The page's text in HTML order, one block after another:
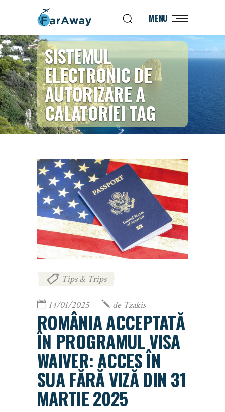
MENU
SISTEMUL
ELECTRONIC DE
AUTORIZARE A
CALATORIEI TAG
Tips & Trips
14/01/2025 de Tzakis
ROMÂNIA ACCEPTATĂ
ÎN PROGRAMUL VISA
WAIVER: ACCES ÎN
SUA FĂRĂ VIZĂ DIN 31
MARTIE 2025